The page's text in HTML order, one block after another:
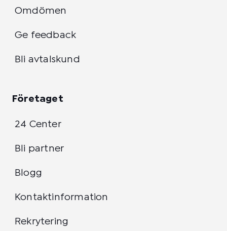
Omdömen
Ge feedback
Bli avtalskund
Företaget
24 Center
Bli partner
Blogg
Kontaktinformation
Rekrytering